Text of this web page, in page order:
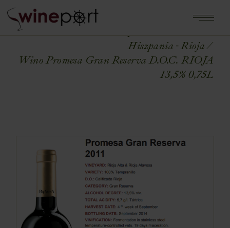
Hiszpania - Rioja
Wino Promesa Gran Reserva D.O.C. RIOJA
13,5% 0,75L